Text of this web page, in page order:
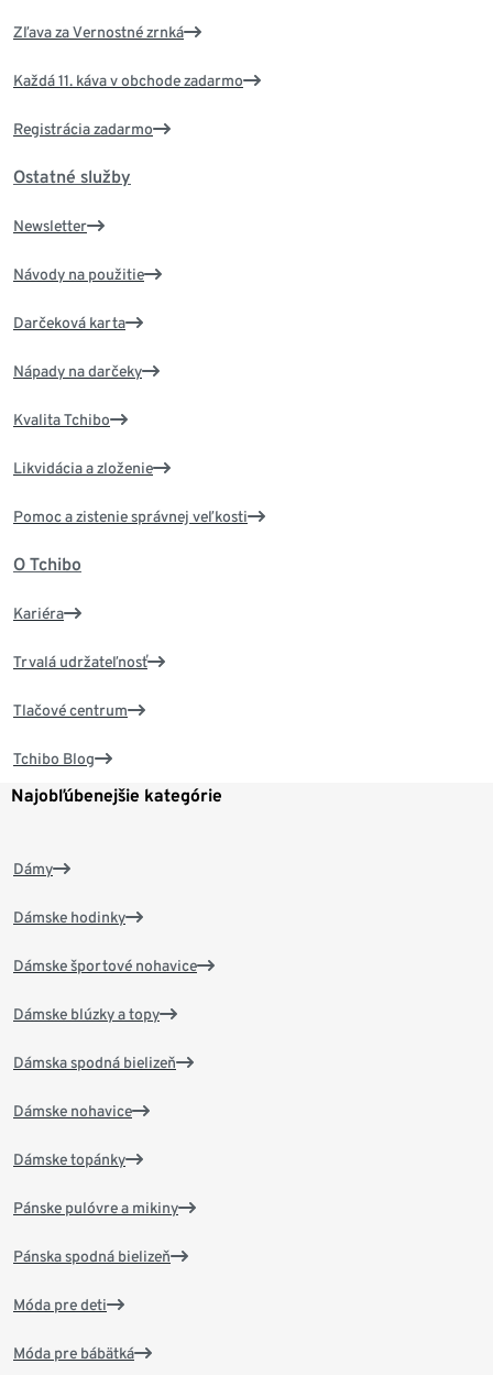
Zľava za Vernostné zrnká
Každá 11. káva v obchode zadarmo
Registrácia zadarmo
Ostatné služby
Newsletter
Návody na použitie
Darčeková karta
Nápady na darčeky
Kvalita Tchibo
Likvidácia a zloženie
Pomoc a zistenie správnej veľkosti
O Tchibo
Kariéra
Trvalá udržateľnosť
Tlačové centrum
Tchibo Blog
Najobľúbenejšie kategórie
Dámy
Dámske hodinky
Dámske športové nohavice
Dámske blúzky a topy
Dámska spodná bielizeň
Dámske nohavice
Dámske topánky
Pánske pulóvre a mikiny
Pánska spodná bielizeň
Móda pre deti
Móda pre bábätká